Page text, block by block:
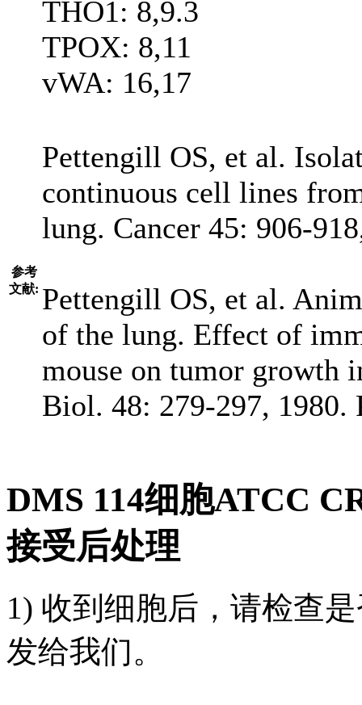
THO1: 8,9.3
TPOX: 8,11
vWA: 16,17
参考
文献:
Pettengill OS, et al.
continuous cell lines
lung. Cancer 45: 906-
Pettengill OS, et al.
of the lung. Effect of
mouse on tumor growth
Biol. 48: 279-297, 1980.
DMS 114细胞ATCC
接受后处理
1) 收到细胞后，请检查
发给我们。